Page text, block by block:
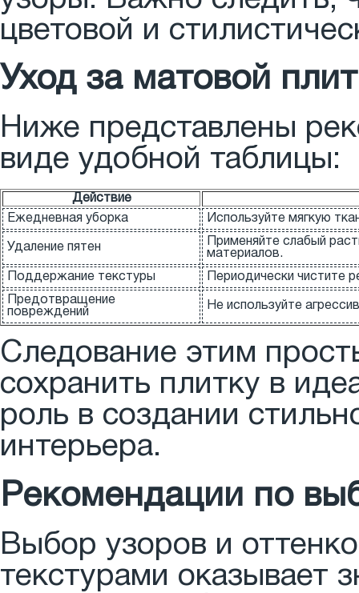
цветовой и
Уход за матовой
Ниже представлены
виде удобной таблицы:
Действие
Ежедневная уборка
Используйте мягкую
Удаление пятен
Применяйте слабый
материалов.
Поддержание текстуры Периодически чистите
Предотвращение
повреждений
Не используйте
Следование этим
сохранить плитку в
роль в создании
интерьера.
Рекомендации по
Выбор узоров и
текстурами оказывает